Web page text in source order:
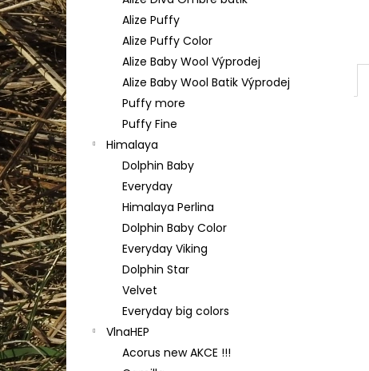
l
Alize Puffy
Alize Puffy Color
Alize Baby Wool Výprodej
Alize Baby Wool Batik Výprodej
Puffy more
Puffy Fine
Himalaya
Dolphin Baby
Everyday
Himalaya Perlina
Dolphin Baby Color
Everyday Viking
Dolphin Star
Velvet
Everyday big colors
VlnaHEP
Acorus new AKCE !!!
TULIP 4010
50 Kč